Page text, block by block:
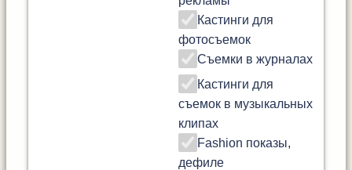
Кастинги для
фотосъемок
Съемки в журналах
Кастинги для
съемок в музыкальных
клипах
Fashion показы,
дефиле